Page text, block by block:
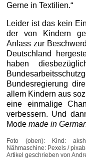
Gerne in Textilien.“
Leider ist das kein
der von Kindern
Anlass zur
Deutschland
haben
Bundesregierung
allem Kindern aus
eine einmalige
verbessern. Und
Mode made in
Foto (oben): Kind:
Nähmaschine: Pexels /
Artikel geschrieben von